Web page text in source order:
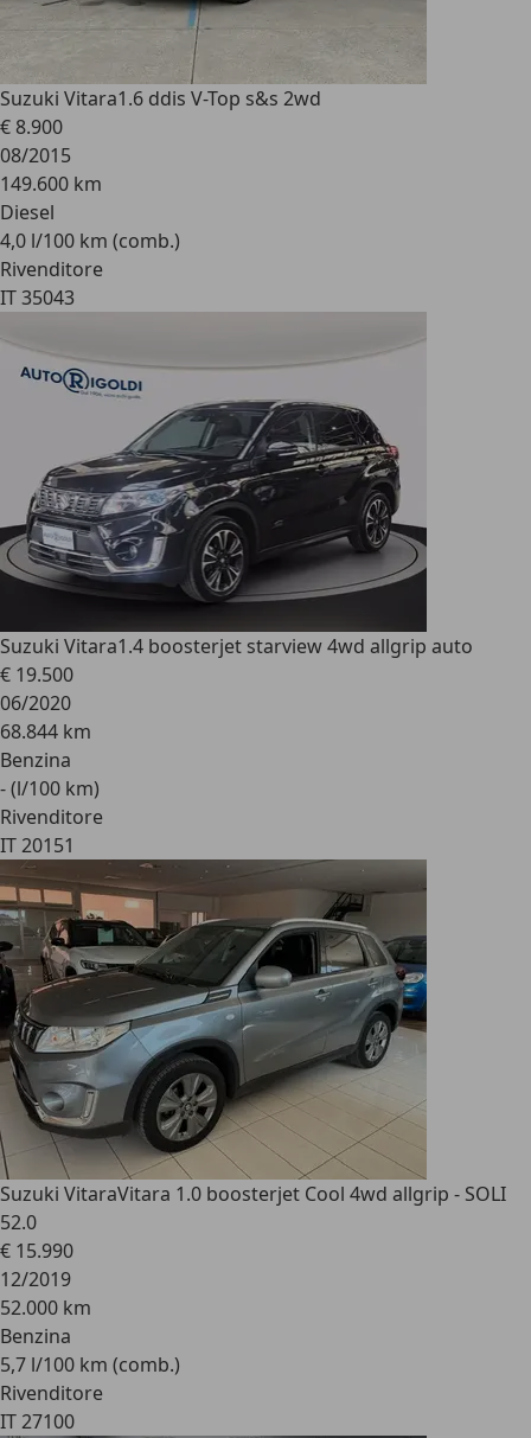
Suzuki Vitara1.6 ddis V-Top s&s 2wd
€ 8.900
08/2015
149.600 km
Diesel
4,0 l/100 km (comb.)
Rivenditore
IT 35043
Suzuki Vitara1.4 boosterjet starview 4wd allgrip auto
€ 19.500
06/2020
68.844 km
Benzina
- (l/100 km)
Rivenditore
IT 20151
Suzuki VitaraVitara 1.0 boosterjet Cool 4wd allgrip - SOLI
52.0
€ 15.990
12/2019
52.000 km
Benzina
5,7 l/100 km (comb.)
Rivenditore
IT 27100